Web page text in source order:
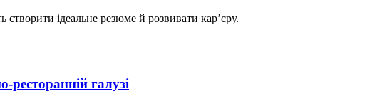
створити ідеальне резюме й розвивати кар’єру.
ресторанній галузі